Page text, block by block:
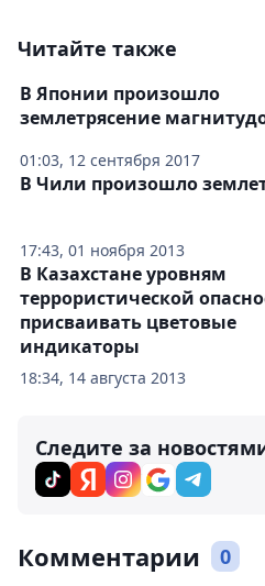
Читайте также
01:03, 12 сентября 2017
В Японии произошло
землетрясение
17:43, 01 ноября 2013
В Чили произошло
18:34, 14 августа 2013
В Казахстане уровням
террористической
присваивать цветовые
индикаторы
Следите за
Комментарии 0